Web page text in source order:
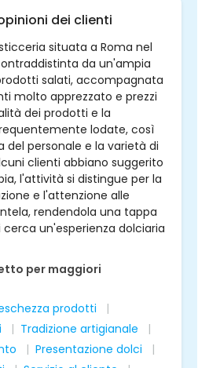
dei clienti
situata a Roma nel
da un'ampia
salati, accompagnata
molto apprezzato e prezzi
dei prodotti e la
lodate, così
del personale e la varietà di
clienti abbiano suggerito
l'attività si distingue per la
e l'attenzione alle
rendendola una tappa
un'esperienza dolciaria
per maggiori
prodotti
Tradizione artigianale
Presentazione dolci